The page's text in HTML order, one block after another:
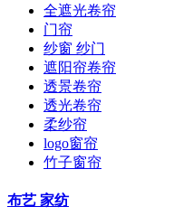
全遮光卷帘
门帘
纱窗 纱门
遮阳帘卷帘
透景卷帘
透光卷帘
柔纱帘
logo窗帘
竹子窗帘
布艺 家纺